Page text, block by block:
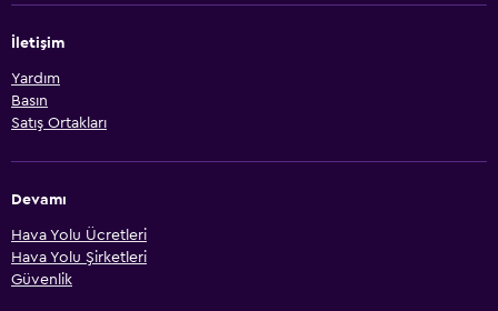
İletişim
Yardım
Basın
Satış Ortakları
Devamı
Hava Yolu Ücretleri
Hava Yolu Şirketleri
Güvenlik